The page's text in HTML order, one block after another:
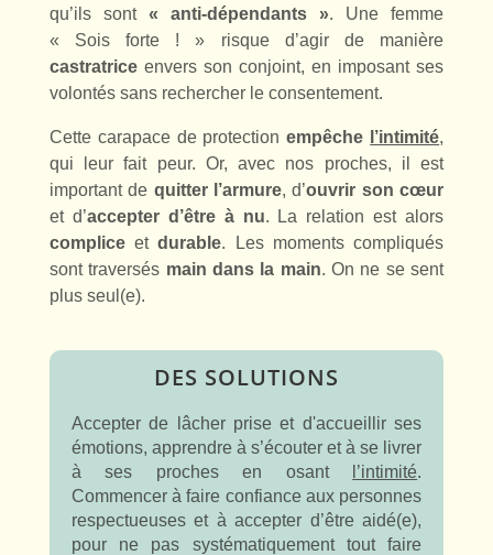
qu’ils sont « anti-dépendants ». Une femme
« Sois forte ! » risque d’agir de manière
castratriceenvers son conjoint, en imposant ses
volontés sans rechercher le consentement.
Cette carapace de protectionempêche l’intimité,
qui leur fait peur. Or, avec nos proches, il est
important de quitter l’armure, d’ouvrir son cœur
et d’accepter d’être à nu. La relation est alors
compliceetdurable. Les moments compliqués
sont traversés main dans la main. On ne se sent
plus seul(e).
DES SOLUTIONS
Accepter de lâcher prise et d'accueillir ses
émotions, apprendre à s’écouter et à se livrer
à ses proches en osant
l’intimité.
Commencer à faire confiance aux personnes
respectueuses et à accepter d’être aidé(e),
pour ne pas systématiquement tout faire